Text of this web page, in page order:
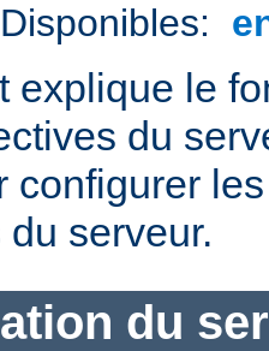
explique le
du
configurer
serveur.
du